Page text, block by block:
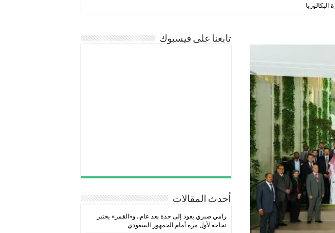
تابعنا على فيسبوك
أحدث المقالات
رامي صبري يعود إلى جدة بعد عام.. و«القمر» يختبر
نجاحه لأول مرة أمام الجمهور السعودي